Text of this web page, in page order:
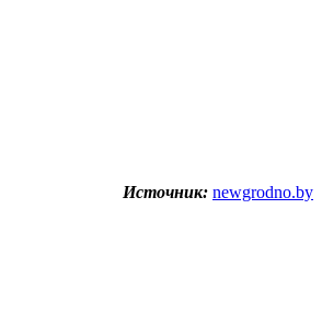
Источник: newgrodno.by